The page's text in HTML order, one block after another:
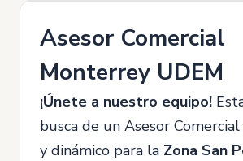
Asesor Comercial
Monterrey UDEM
¡Únete a nuestro equipo!
busca de un Asesor
y dinámico para la Zona San